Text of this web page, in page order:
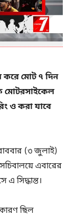
মোট ৭ দিন
ও করা যাবে
(৩ জুলাই)
এবারের
সিদ্ধান্ত।
ছিল